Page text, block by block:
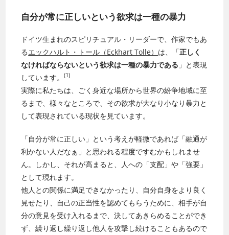
自分が常に正しいという欲求は一種の暴力
ドイツ生まれのスピリチュアル・リーダーで、作家でもあ
るエックハルト・トール（Eckhart Tolle） は、「正しく
なければならないという欲求は一種の暴力である 」と表現
しています。(1)
実際に私たちは、ごく身近な場所から世界の紛争地域に至
るまで、様々なところで、その欲求が大なり小なり暴力と
して表現されている現状を見ています。
「自分が常に正しい」という考えが軽微であれば「融通が
利かない人だなぁ」と思われる程度ですむかもしれませ
ん。しかし、それが高まると、人への「支配」や「強要」
として現れます。
他人との関係に満足できなかったり、自分自身をより良く
見せたり、自己の正当性を認めてもらうために、相手が自
分の意見を受け入れるまで、決してあきらめることができ
ず、繰り返し繰り返し他人を攻撃し続けることもあるので